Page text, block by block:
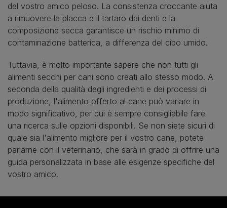
del vostro amico peloso. La consistenza croccante aiuta
a rimuovere la placca e il tartaro dai denti e la
composizione secca garantisce un rischio minimo di
contaminazione batterica, a differenza del cibo umido.
Tuttavia, è molto importante sapere che non tutti gli
alimenti secchi per cani sono creati allo stesso modo. A
seconda della qualità degli ingredienti e dei processi di
produzione, l'alimento offerto al cane può variare in
modo significativo, per cui è sempre consigliabile fare
una ricerca sulle opzioni disponibili. Se non siete sicuri di
quale sia l'alimento migliore per il vostro cane, potete
parlarne con il veterinario, che sarà in grado di offrire una
guida personalizzata in base alle esigenze specifiche del
vostro amico.